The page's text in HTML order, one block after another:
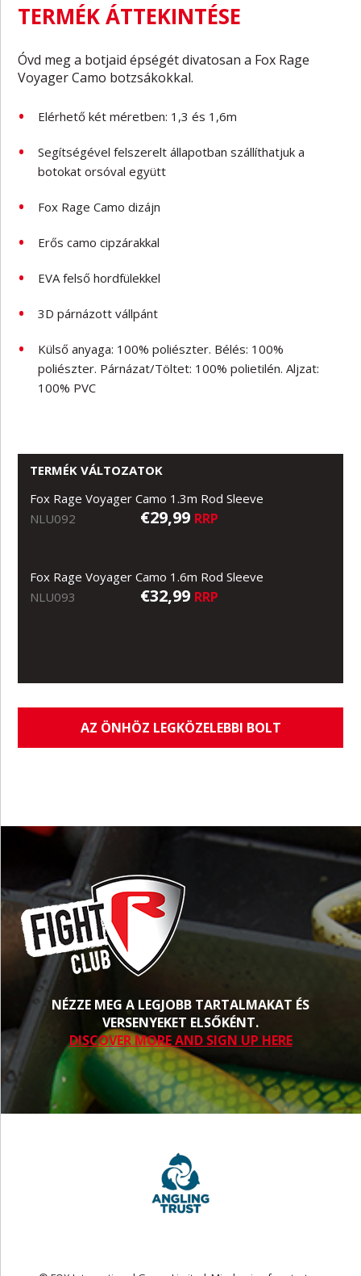
TERMÉK ÁTTEKINTÉSE
Óvd meg a botjaid épségét divatosan a Fox Rage
Voyager Camo botzsákokkal.
Elérhető két méretben: 1,3 és 1,6m
Segítségével felszerelt állapotban szállíthatjuk a
botokat orsóval együtt
Fox Rage Camo dizájn
Erős camo cipzárakkal
EVA felső hordfülekkel
3D párnázott vállpánt
Külső anyaga: 100% poliészter. Bélés: 100%
poliészter. Párnázat/Töltet: 100% polietilén. Aljzat:
100% PVC
TERMÉK VÁLTOZATOK
Fox Rage Voyager Camo 1.3m Rod Sleeve
NLU092
€29,99 RRP
Fox Rage Voyager Camo 1.6m Rod Sleeve
NLU093
€32,99 RRP
AZ ÖNHÖZ LEGKÖZELEBBI BOLT
NÉZZE MEG A LEGJOBB TARTALMAKAT ÉS
VERSENYEKET ELSŐKÉNT.
DISCOVER MORE AND SIGN UP HERE